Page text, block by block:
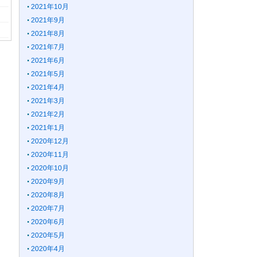
2021年10月
2021年9月
2021年8月
2021年7月
2021年6月
2021年5月
2021年4月
2021年3月
2021年2月
2021年1月
2020年12月
2020年11月
2020年10月
2020年9月
2020年8月
2020年7月
2020年6月
2020年5月
2020年4月